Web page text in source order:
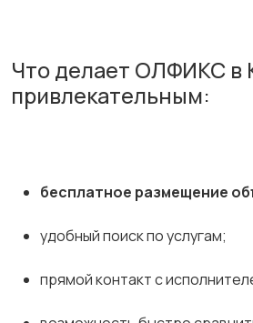
Что делает ОЛФИКС в
привлекательным:
бесплатное размещение
удобный поиск по услугам;
прямой контакт с